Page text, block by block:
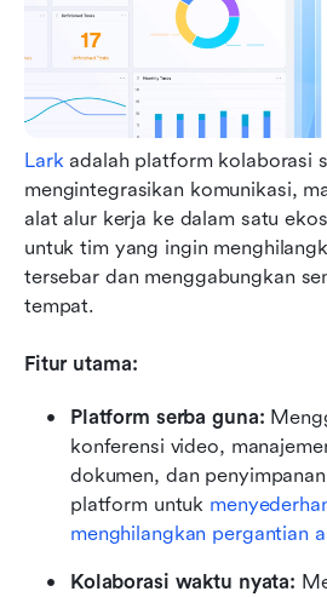
Lark adalah platform kolaborasi
mengintegrasikan komunikasi,
alat alur kerja ke dalam satu
untuk tim yang ingin
tersebar dan menggabungkan
tempat.
Fitur utama:
Platform serba guna:
konferensi video,
dokumen, dan
platform untuk
menghilangkan pergantian
Kolaborasi waktu nyata: